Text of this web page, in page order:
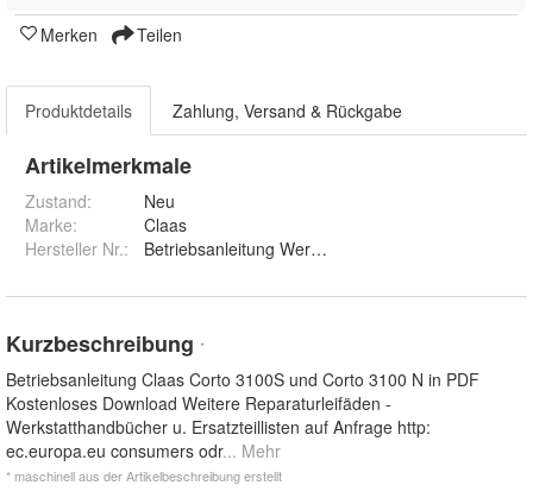
Merken Teilen
Produktdetails Zahlung, Versand & Rückgabe
Artikelmerkmale
Zustand:
Neu
Marke:
Claas
Hersteller Nr.:
Betriebsanleitung Werkstatthandbuch
Kurzbeschreibung *
Betriebsanleitung Claas Corto 3100S und Corto 3100 N in PDF
Kostenloses Download Weitere Reparaturleifäden -
Werkstatthandbücher u. Ersatzteillisten auf Anfrage http:
ec.europa.eu consumers odr... Mehr
* maschinell aus der Artikelbeschreibung erstellt